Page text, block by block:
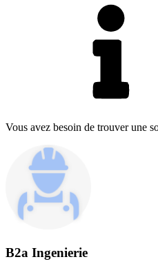
Vous avez besoin de trouver une
B2a Ingenierie